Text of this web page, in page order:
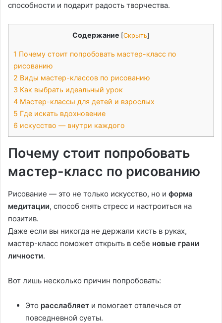
способности и подарит радость творчества.
Содержание [Скрыть]
1 Почему стоит попробовать мастер-класс по
рисованию
2 Виды мастер-классов по рисованию
3 Как выбрать идеальный урок
4 Мастер-классы для детей и взрослых
5 Где искать вдохновение
6 искусство — внутри каждого
Почему стоит попробовать
мастер-класс по рисованию
Рисование — это не только искусство, но и форма
медитации, способ снять стресс и настроиться на
позитив.
Даже если вы никогда не держали кисть в руках,
мастер-класс поможет открыть в себе новые грани
личности.
Вот лишь несколько причин попробовать:
Это расслабляет и помогает отвлечься от
повседневной суеты.